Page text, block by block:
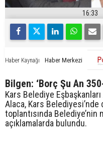
16:33
Haber Kaynağı Haber Merkezi
Bilgen: ‘Borç Şu An
Kars Belediye
Alaca, Kars
toplantısında
açıklamalarda bulundu.